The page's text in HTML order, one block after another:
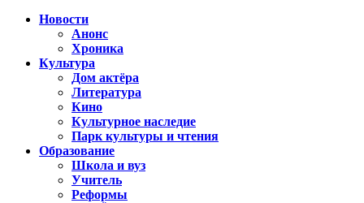
Новости
Анонс
Хроника
Культура
Дом актёра
Литература
Кино
Культурное наследие
Парк культуры и чтения
Образование
Школа и вуз
Учитель
Реформы